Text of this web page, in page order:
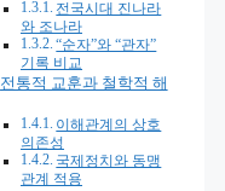
전국시대 진나라
와 조나라
“순자”와 “관자”
기록 비교
전통적 교훈과 철학적 해
이해관계의 상호
의존성
국제정치와 동맹
관계 적용